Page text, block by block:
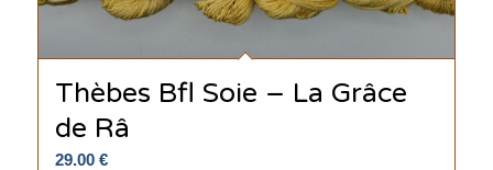
Thèbes Bfl Soie – La Grâce
de Râ
29.00 €